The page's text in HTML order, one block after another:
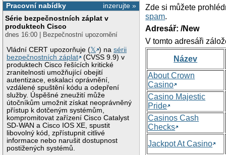
inzerujte »
Pracovní nabídky
Série bezpečnostních záplat v
produktech Cisco
dnes 16:00 | Bezpečnostní upozornění
Vládní CERT upozorňuje (𝕏 ) nasérii
bezpečnostních záplat
(CVSS 9.9) v
produktech Cisco řešících kritické
zranitelnosti umožňující obejití
autentizace, eskalaci oprávnění,
vzdálené spuštění kódu a odepření
služby. Úspěšné zneužití může
útočníkům umožnit získat neoprávněný
přístup k dotčeným systémům,
kompromitovat zařízení Cisco Catalyst
SD-WAN a Cisco IOS XE, spustit
libovolný kód, zpřístupnit citlivé
informace nebo narušit dostupnost
postižených systémů.
Zde si můžete
spam.
Adresář: /New
V tomto adresáři
Název
About Crown
Casino
Casino Majestic
Pride
Casinos Cash
Checks
Jackpot At Casino